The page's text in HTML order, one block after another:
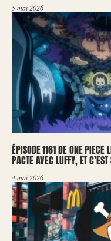
5 mai 2026
ÉPISODE 1161 DE ONE
PACTE AVEC LUFFY, ET
4 mai 2026